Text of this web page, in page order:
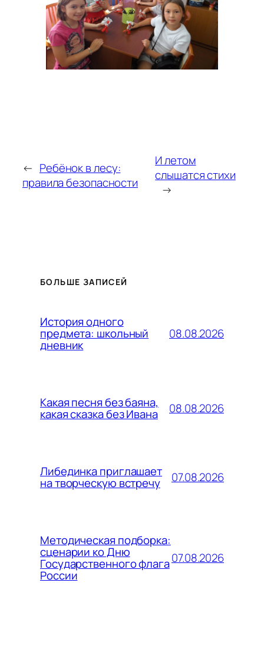
← Ребёнок в лесу:
правила безопасности
И летом
слышатся стихи
→
БОЛЬШЕ ЗАПИСЕЙ
История одного
предмета: школьный
дневник
08.08.2026
Какая песня без баяна,
какая сказка без Ивана 08.08.2026
Либединка приглашает
на творческую встречу 07.08.2026
Методическая подборка:
сценарии ко Дню
Государственного флага
России
07.08.2026